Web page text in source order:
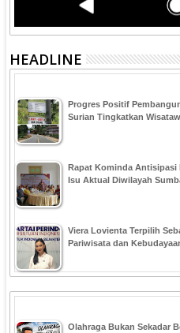
HEADLINE
Progres Positif
Surian Tingkatkan
Rapat Kominda Antisipasi
Isu Aktual Diwilayah
Viera Lovienta Terpilih
Pariwisata dan
Olahraga Bukan Sekadar